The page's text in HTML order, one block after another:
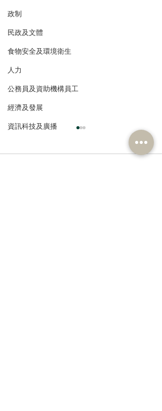
政制
民政及文體
食物安全及環境衛生
人力
公務員及資助機構員工
經濟及發展
資訊科技及廣播